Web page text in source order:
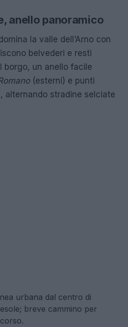
anello panoramico
la valle dell’Arno con
belvederi e resti
borgo, un anello facile
(esterni) e punti
alternando stradine selciate
urbana dal centro di
breve cammino per